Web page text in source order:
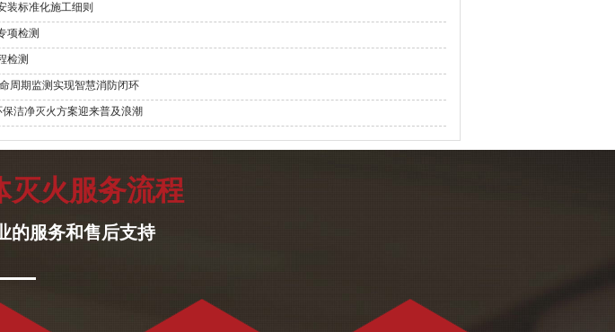
装标准化施工细则
项检测
检测
周期监测实现智慧消防闭环
洁净灭火方案迎来普及浪潮
灭火服务流程
的服务和售后支持